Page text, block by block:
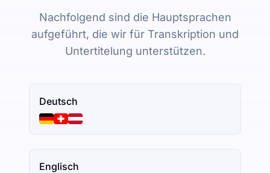
Nachfolgend sind die Hauptsprachen
aufgeführt, die wir für Transkription und
Untertitelung unterstützen.
Deutsch
Englisch